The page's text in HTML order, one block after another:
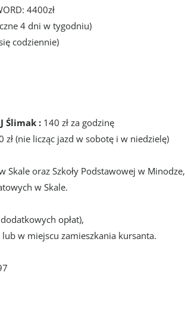
4400zł
4 dni w tygodniu)
codziennie)
Ślimak : 140 zł za godzinę
zł (nie licząc jazd w sobotę i w niedzielę)
Skale oraz Szkoły Podstawowej w Minodze,
w Skale.
opłat),
w miejscu zamieszkania kursanta.